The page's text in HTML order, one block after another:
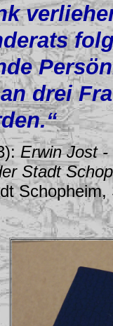
drei
Erwin Jost -
Stadt
Schopheim,